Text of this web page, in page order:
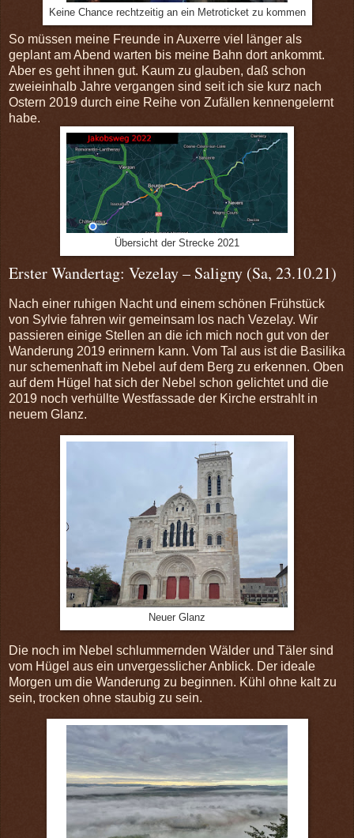
Keine Chance rechtzeitig an ein Metroticket zu kommen
So müssen meine Freunde in Auxerre viel länger als
geplant am Abend warten bis meine Bahn dort ankommt.
Aber es geht ihnen gut. Kaum zu glauben, daß schon
zweieinhalb Jahre vergangen sind seit ich sie kurz nach
Ostern 2019 durch eine Reihe von Zufällen kennengelernt
habe.
Übersicht der Strecke 2021
Erster Wandertag: Vezelay – Saligny (Sa, 23.10.21)
Nach einer ruhigen Nacht und einem schönen Frühstück
von Sylvie fahren wir gemeinsam los nach Vezelay. Wir
passieren einige Stellen an die ich mich noch gut von der
Wanderung 2019 erinnern kann. Vom Tal aus ist die Basilika
nur schemenhaft im Nebel auf dem Berg zu erkennen. Oben
auf dem Hügel hat sich der Nebel schon gelichtet und die
2019 noch verhüllte Westfassade der Kirche erstrahlt in
neuem Glanz.
Neuer Glanz
Die noch im Nebel schlummernden Wälder und Täler sind
vom Hügel aus ein unvergesslicher Anblick. Der ideale
Morgen um die Wanderung zu beginnen. Kühl ohne kalt zu
sein, trocken ohne staubig zu sein.